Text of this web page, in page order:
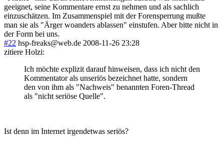
geeignet, seine Kommentare ernst zu nehmen und als sachlich
einzuschätzen. Im Zusammenspiel mit der Forensperrung mußte
man sie als "Ärger woanders ablassen" einstufen. Aber bitte nicht in
der Form bei uns.
#22 hsp-freaks@web.de 2008-11-26 23:28
zitiere Holzi:
Ich möchte explizit darauf hinweisen, dass ich nicht den
Kommentator als unseriös bezeichnet hatte, sondern
den von ihm als "Nachweis" benannten Foren-Thread
als "nicht seriöse Quelle".
Ist denn im Internet irgendetwas seriös?